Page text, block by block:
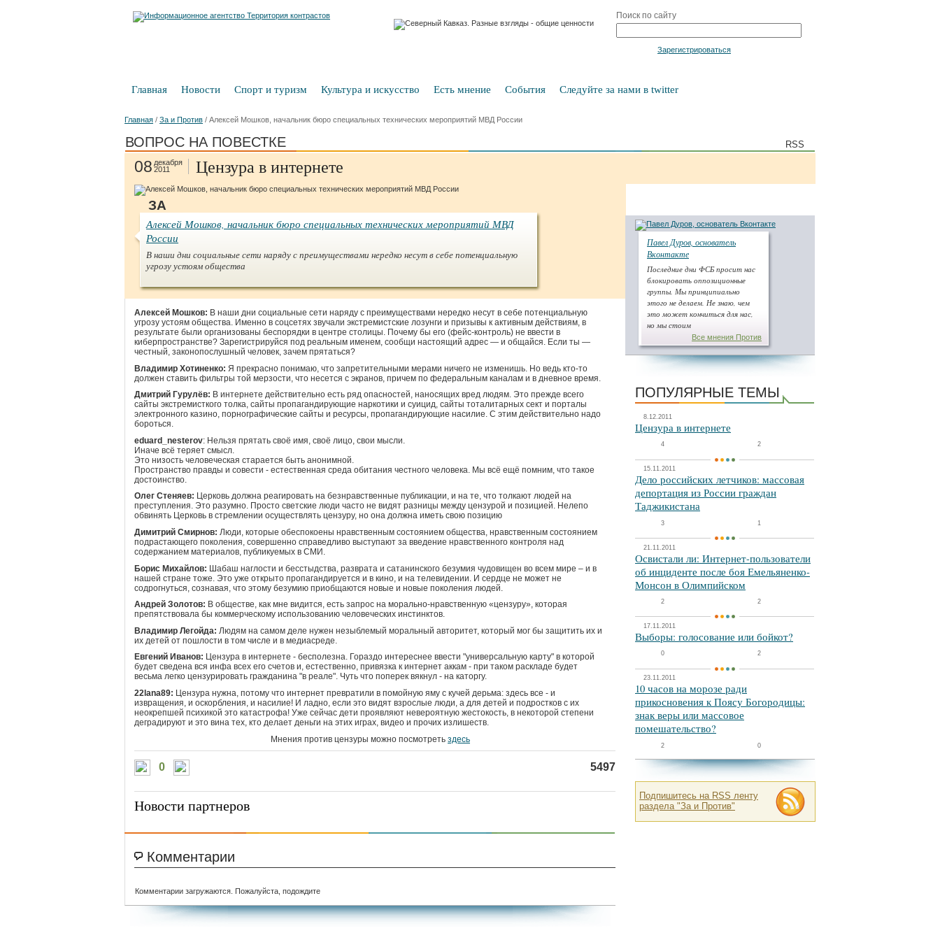
Поиск по сайту
Зарегистрироваться
Главная Новости Спорт и туризм Культура и искусство Есть мнение События Следуйте за нами в twitter
Главная / За и Против / Алексей Мошков, начальник бюро специальных технических мероприятий МВД России
RSS
ВОПРОС НА ПОВЕСТКЕ
08 декабря
2011
Цензура в интернете
ЗА
Алексей Мошков, начальник бюро специальных технических мероприятий МВД
России
В наши дни социальные сети наряду с преимуществами нередко несут в себе потенциальную
угрозу устоям общества
Алексей Мошков: В наши дни социальные сети наряду с преимуществами нередко несут в себе потенциальную
угрозу устоям общества. Именно в соцсетях звучали экстремистские лозунги и призывы к активным действиям, в
результате были организованы беспорядки в центре столицы. Почему бы его (фейс-контроль) не ввести в
киберпространстве? Зарегистрируйся под реальным именем, сообщи настоящий адрес — и общайся. Если ты —
честный, законопослушный человек, зачем прятаться?
Владимир Хотиненко: Я прекрасно понимаю, что запретительными мерами ничего не изменишь. Но ведь кто-то
должен ставить фильтры той мерзости, что несется с экранов, причем по федеральным каналам и в дневное время.
Дмитрий Гурулёв: В интернете действительно есть ряд опасностей, наносящих вред людям. Это прежде всего
сайты экстремисткого толка, сайты пропагандирующие наркотики и суицид, сайты тоталитарных сект и порталы
электронного казино, порнографические сайты и ресурсы, пропагандирующие насилие. С этим действительно надо
бороться.
eduard_nesterov: Нельзя прятать своё имя, своё лицо, свои мысли.
Иначе всё теряет смысл.
Это низость человеческая старается быть анонимной.
Пространство правды и совести - естественная среда обитания честного человека. Мы всё ещё помним, что такое
достоинство.
Олег Стеняев: Церковь должна реагировать на безнравственные публикации, и на те, что толкают людей на
преступления. Это разумно. Просто светские люди часто не видят разницы между цензурой и позицией. Нелепо
обвинять Церковь в стремлении осуществлять цензуру, но она должна иметь свою позицию
Димитрий Смирнов: Люди, которые обеспокоены нравственным состоянием общества, нравственным состоянием
подрастающего поколения, совершенно справедливо выступают за введение нравственного контроля над
содержанием материалов, публикуемых в СМИ.
Борис Михайлов: Шабаш наглости и бесстыдства, разврата и сатанинского безумия чудовищен во всем мире – и в
нашей стране тоже. Это уже открыто пропагандируется и в кино, и на телевидении. И сердце не может не
содрогнуться, сознавая, что этому безумию приобщаются новые и новые поколения людей.
Андрей Золотов: В обществе, как мне видится, есть запрос на морально-нравственную «цензуру», которая
препятствовала бы коммерческому использованию человеческих инстинктов.
Владимир Легойда: Людям на самом деле нужен незыблемый моральный авторитет, который мог бы защитить их и
их детей от пошлости в том числе и в медиасреде.
Евгений Иванов: Цензура в интернете - бесполезна. Гораздо интереснее ввести "универсальную карту" в которой
будет сведена вся инфа всех его счетов и, естественно, привязка к интернет аккам - при таком раскладе будет
весьма легко цензурировать гражданина "в реале". Чуть что поперек вякнул - на каторгу.
22lana89: Цензура нужна, потому что интернет превратили в помойную яму с кучей дерьма: здесь все - и
извращения, и оскорбления, и насилие! И ладно, если это видят взрослые люди, а для детей и подростков с их
неокрепшей психикой это катастрофа! Уже сейчас дети проявляют невероятную жестокость, в некоторой степени
деградируют и это вина тех, кто делает деньги на этих играх, видео и прочих излишеств.
Мнения против цензуры можно посмотреть здесь
0 5497
Новости партнеров
Комментарии
Комментарии загружаются. Пожалуйста, подождите
Павел Дуров, основатель
Вконтакте
Последние дни ФСБ просит нас
блокировать оппозиционные
группы. Мы принципиально
этого не делаем. Не знаю, чем
это может кончиться для нас,
но мы стоим
Все мнения Против
ПОПУЛЯРНЫЕ ТЕМЫ
8.12.2011
Цензура в интернете
4 2
15.11.2011
Дело российских летчиков: массовая
депортация из России граждан
Таджикистана
3 1
21.11.2011
Освистали ли: Интернет-пользователи
об инциденте после боя Емельяненко-
Монсон в Олимпийском
2 2
17.11.2011
Выборы: голосование или бойкот?
0 2
23.11.2011
10 часов на морозе ради
прикосновения к Поясу Богородицы:
знак веры или массовое
помешательство?
2 0
Подпишитесь на RSS ленту
раздела "За и Против"